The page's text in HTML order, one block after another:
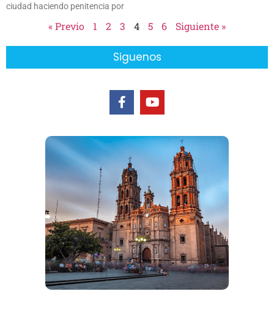
ciudad haciendo penitencia por
« Previo 1 2 3 4 5 6 Siguiente »
Siguenos